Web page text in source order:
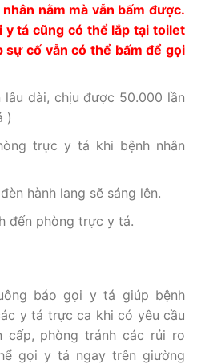
nằm mà vẫn bấm được.
y tá cũng có thể lắp tại toilet
sự cố vẫn có thể bấm để gọi
lâu dài, chịu được 50.000 lần
)
trực y tá khi bệnh nhân
hành lang sẽ sáng lên.
đến phòng trực y tá.
báo gọi y tá giúp bệnh
y tá trực ca khi có yêu cầu
cấp, phòng tránh các rủi ro
gọi y tá ngay trên giường